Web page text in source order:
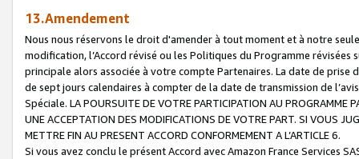
13.Amendement
Nous nous réservons le droit d'amender à tout moment et à notre
modification, l’Accord révisé ou les Politiques du Programme
principale alors associée à votre compte Partenaires. La date de
de sept jours calendaires à compter de la date de transmission de
Spéciale. LA POURSUITE DE VOTRE PARTICIPATION AU PROGRAMME
UNE ACCEPTATION DES MODIFICATIONS DE VOTRE PART. SI VOUS
METTRE FIN AU PRESENT ACCORD CONFORMEMENT A L’ARTICLE 6.
Si vous avez conclu le présent Accord avec Amazon France Services